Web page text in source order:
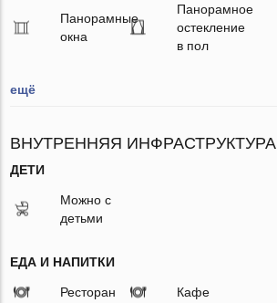
Панорамные
окна
Панорамное
остекление
в пол
ещё
ВНУТРЕННЯЯ ИНФРАСТРУКТУРА
ДЕТИ
Можно с
детьми
ЕДА И НАПИТКИ
Ресторан Кафе